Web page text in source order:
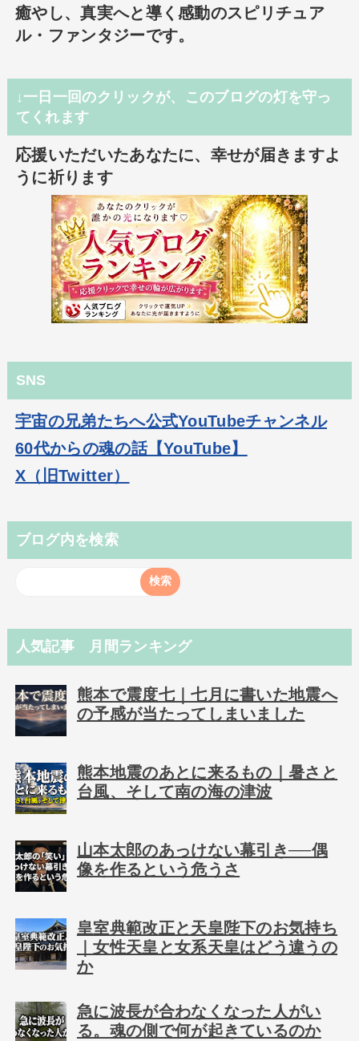
癒やし、真実へと導く感動のスピリチュア
ル・ファンタジーです。
↓一日一回のクリックが、このブログの灯を守っ
てくれます
応援いただいたあなたに、幸せが届きますよ
うに祈ります
SNS
宇宙の兄弟たちへ公式YouTubeチャンネル
60代からの魂の話【YouTube】
X（旧Twitter）
ブログ内を検索
人気記事 月間ランキング
熊本で震度七｜七月に書いた地震へ
の予感が当たってしまいました
熊本地震のあとに来るもの｜暑さと
台風、そして南の海の津波
山本太郎のあっけない幕引き──偶
像を作るという危うさ
皇室典範改正と天皇陛下のお気持ち
｜女性天皇と女系天皇はどう違うの
か
急に波長が合わなくなった人がい
る。魂の側で何が起きているのか